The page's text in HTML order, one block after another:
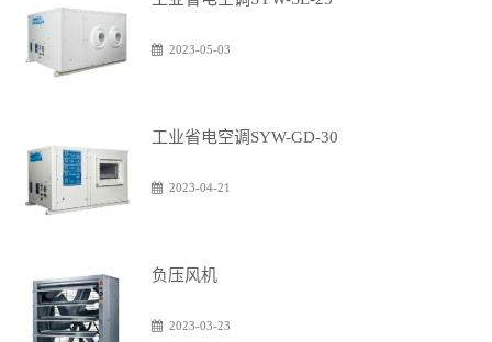
2023-05-03
工业省电空调SYW-GD-30
2023-04-21
负压风机
2023-03-23